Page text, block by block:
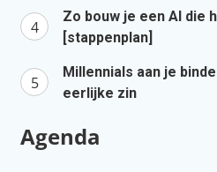
Zo bouw je een AI die
[stappenplan]
Millennials aan je
eerlijke zin
Agenda